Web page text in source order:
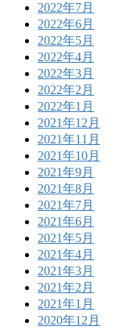
2022年7月
2022年6月
2022年5月
2022年4月
2022年3月
2022年2月
2022年1月
2021年12月
2021年11月
2021年10月
2021年9月
2021年8月
2021年7月
2021年6月
2021年5月
2021年4月
2021年3月
2021年2月
2021年1月
2020年12月